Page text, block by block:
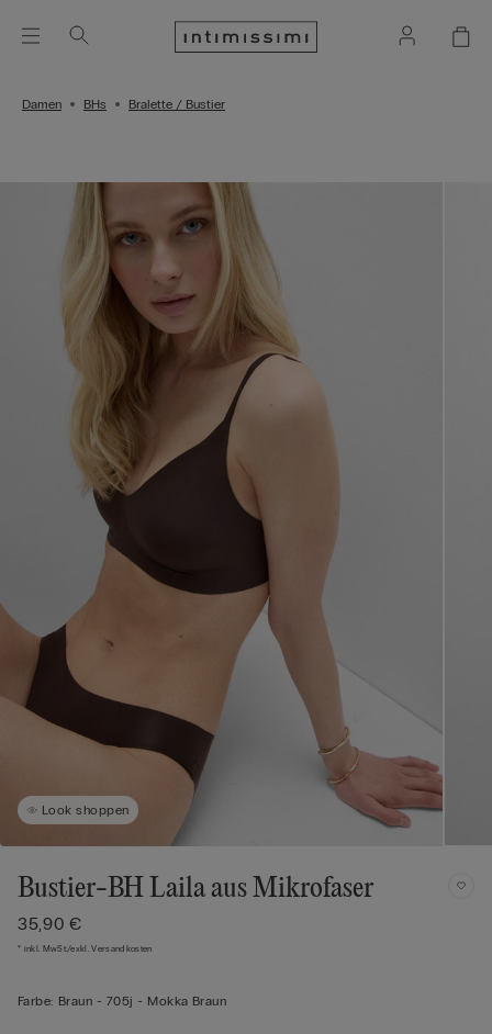
Damen BHs Bralette / Bustier
Look shoppen
Bustier-BH Laila aus Mikrofaser
35,90 €
* inkl. MwSt./exkl. Versandkosten
Farbe: Braun - 705j - Mokka Braun